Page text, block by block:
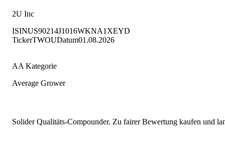
2U Inc
ISINUS90214J1016WKNA1XEYD
TickerTWOUDatum01.08.2026
AA Kategorie
Average Grower
Solider Qualitäts-Compounder. Zu fairer Bewertung kaufen und